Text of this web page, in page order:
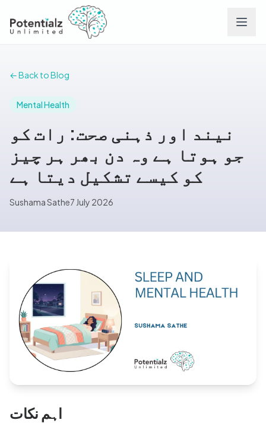
Careers
Conditions
Blog
🇦🇺 English
← Back to Blog
Mental Health
نیند اور ذہنی صحت: رات کو
جو ہوتا ہے وہ دن بھر ہر چیز
کو کیسے تشکیل دیتا ہے
Sushama Sathe7 July 2026
اہم نکات